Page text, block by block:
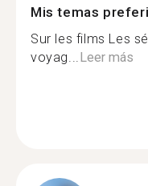
Mis temas
Sur les films Les
voyag...Leer más